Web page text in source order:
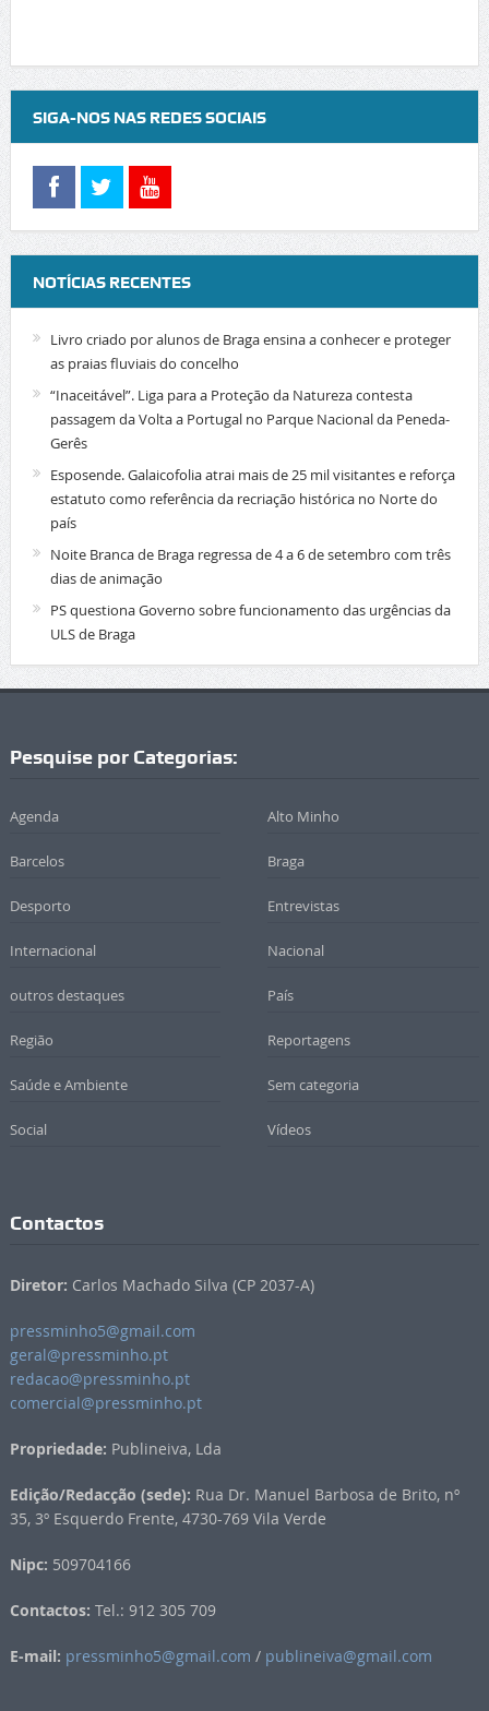
SIGA-NOS NAS REDES SOCIAIS
NOTÍCIAS RECENTES
Livro criado por alunos de Braga ensina a conhecer e proteger
as praias fluviais do concelho
“Inaceitável”. Liga para a Proteção da Natureza contesta
passagem da Volta a Portugal no Parque Nacional da Peneda-
Gerês
Esposende. Galaicofolia atrai mais de 25 mil visitantes e reforça
estatuto como referência da recriação histórica no Norte do
país
Noite Branca de Braga regressa de 4 a 6 de setembro com três
dias de animação
PS questiona Governo sobre funcionamento das urgências da
ULS de Braga
Pesquise por Categorias:
Agenda Alto Minho
Barcelos Braga
Desporto Entrevistas
Internacional Nacional
outros destaques País
Região Reportagens
Saúde e Ambiente Sem categoria
Social Vídeos
Contactos
Diretor: Carlos Machado Silva (CP 2037-A)
pressminho5@gmail.com
geral@pressminho.pt
redacao@pressminho.pt
comercial@pressminho.pt
Propriedade: Publineiva, Lda
Edição/Redacção (sede): Rua Dr. Manuel Barbosa de Brito, nº
35, 3º Esquerdo Frente, 4730-769 Vila Verde
Nipc: 509704166
Contactos: Tel.: 912 305 709
E-mail: pressminho5@gmail.com / publineiva@gmail.com